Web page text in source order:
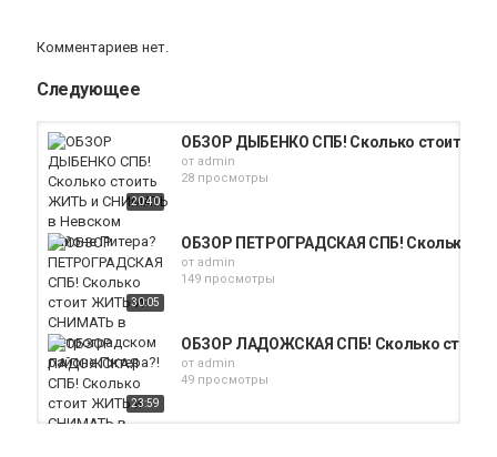
Комментариев нет.
Следующее
20:40
ОБЗОР ДЫБЕНКО СПБ! Сколько стоить
от admin
28 просмотры
30:05
ОБЗОР ПЕТРОГРАДСКАЯ СПБ! Сколько
от admin
149 просмотры
23:59
ОБЗОР ЛАДОЖСКАЯ СПБ! Сколько стоит
от admin
49 просмотры